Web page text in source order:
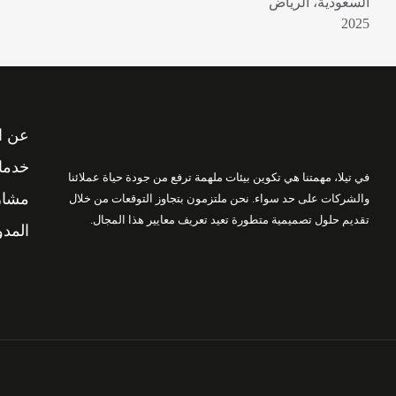
2025
في تيلا، مهمتنا هي تكوين بيئات ملهمة ترفع من جودة حياة عملائنا
والشركات على حد سواء. نحن ملتزمون بتجاوز التوقعات من خلال
تقديم حلول تصميمية متطورة تعيد تعريف معايير هذا المجال.
عن